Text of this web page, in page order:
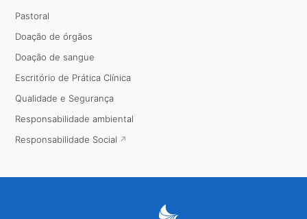
Pastoral
Doação de órgãos
Doação de sangue
Escritório de Prática Clínica
Qualidade e Segurança
Responsabilidade ambiental
Responsabilidade Social